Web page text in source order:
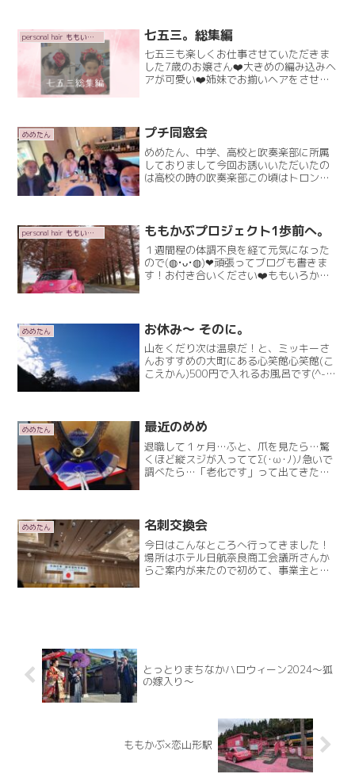
personal hair ももいろかぶとむし 七五三。総集編
七五三も楽しくお仕事させていただきま
した7歳のお嬢さん❤️大きめの編み込みヘ
アが可愛い❤️姉妹でお揃いヘアをさせて
ション上がっRead More
めめたん プチ同窓会
めめたん、中学、高校と吹奏楽部に所属
しておりまして今回お誘いいただいたの
は高校の時の吹奏楽部この頃はトロンボ
都におりましRead More
personal hair ももいろかぶとむし ももかぶプロジェクト1歩前へ。
１週間程の体調不良を経て元気になった
ので(⁠◍⁠•⁠ᴗ⁠•⁠◍⁠)⁠❤頑張ってブログも書きま
す！お付き合いください❤️ももいろかぶ
めめたん お休み～ そのに。
山をくだり次は温泉だ！と、ミッキーさ
んおすすめの大町にある心笑館心笑館(こ
こえかん)500円で入れるお風呂です(^-^)
たのRead More
めめたん 最近のめめ
退職して１ヶ月…ふと、爪を見たら…驚
くほど縦スジが入っててΣ(･ω･ﾉ)ﾉ急いで
調べたら…「老化です」って出てきた
らい…Read More
めめたん 名刺交換会
今日はこんなところへ行ってきました！
場所はホテル日航奈良商工会議所さんか
らご案内が来たので初めて、事業主とし
とっとりまちなかハロウィーン2024〜狐
の嫁入り〜
ももかぶ×恋山形駅